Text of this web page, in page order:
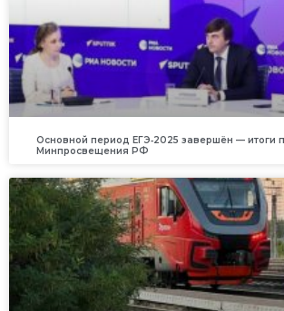
Основной период ЕГЭ‑2025 завершён — итоги
Минпросвещения РФ